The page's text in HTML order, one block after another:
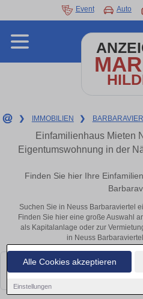
Alle Cookies akzeptieren
Einstellungen
Event Auto
❯ IMMOBILIEN ❯
Einfamilienhaus Mieten
Eigentumswohnung in der
Finden Sie hier Ihre
Suchen Sie in Neuss Barbaraviertel
Finden Sie hier eine große Auswahl
als Kapitalanlage oder zur
in Neuss
Leider konnten wir derzeit keine